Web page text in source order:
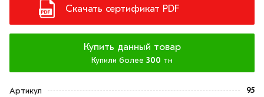
Скачать сертификат PDF
Купить данный товар
Купили более 300 тн
Артикул
95